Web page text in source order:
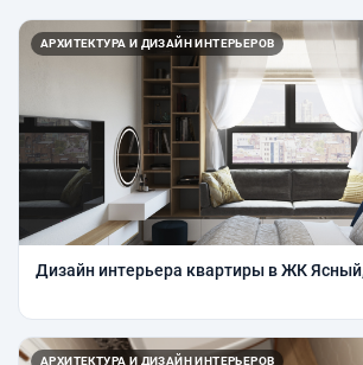
АРХИТЕКТУРА И ДИЗАЙН ИНТЕРЬЕРОВ
Дизайн интерьера квартиры в ЖК
АРХИТЕКТУРА И ДИЗАЙН ИНТЕРЬЕРОВ